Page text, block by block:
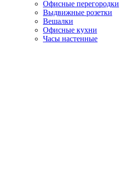
Офисные перегородки
Выдвижные розетки
Вешалки
Офисные кухни
Часы настенные